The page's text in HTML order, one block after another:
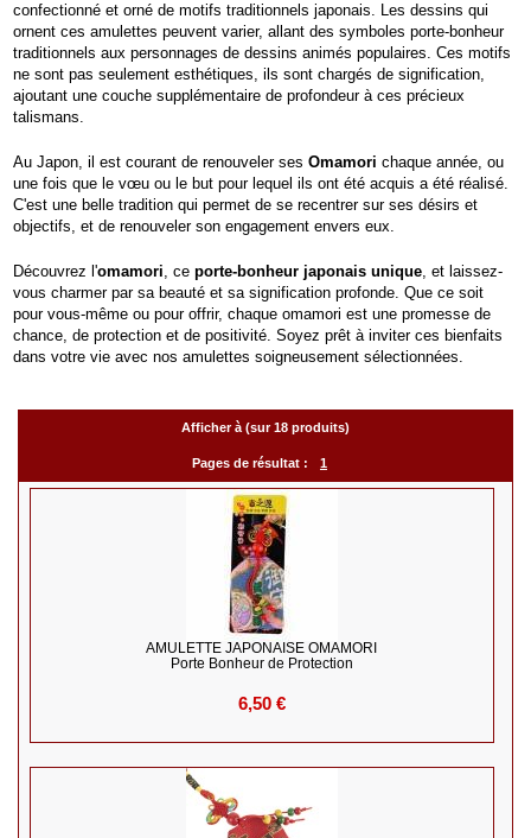
confectionné et orné de motifs traditionnels japonais. Les dessins qui
ornent ces amulettes peuvent varier, allant des symboles porte-bonheur
traditionnels aux personnages de dessins animés populaires. Ces motifs
ne sont pas seulement esthétiques, ils sont chargés de signification,
ajoutant une couche supplémentaire de profondeur à ces précieux
talismans.
Au Japon, il est courant de renouveler sesOmamori chaque année, ou
une fois que le vœu ou le but pour lequel ils ont été acquis a été réalisé.
C'est une belle tradition qui permet de se recentrer sur ses désirs et
objectifs, et de renouveler son engagement envers eux.
Découvrez l'omamori, ceporte-bonheur japonais unique, et laissez-
vous charmer par sa beauté et sa signification profonde. Que ce soit
pour vous-même ou pour offrir, chaque omamori est une promesse de
chance, de protection et de positivité. Soyez prêt à inviter ces bienfaits
dans votre vie avec nos amulettes soigneusement sélectionnées.
Afficher à (sur 18 produits)
Pages de résultat : 1
AMULETTE JAPONAISE OMAMORI
Porte Bonheur de Protection
6,50 €